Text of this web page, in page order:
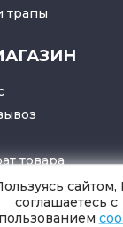
трапы
товара
сайтом,
соглашаетесь с